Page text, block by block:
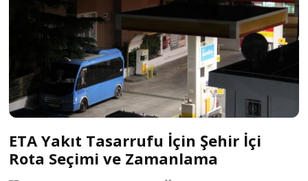
ETA Yakıt Tasarrufu İçin Şehir İçi
Rota Seçimi ve Zamanlama